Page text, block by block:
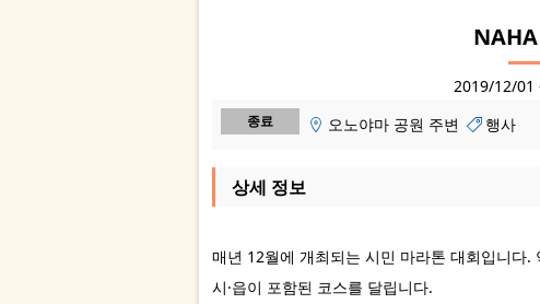
2019/12/01
종료 오노야마 공원 주변 행사
상세 정보
매년 12월에 개최되는 시민 마라톤 대회입니다
시·읍이 포함된 코스를 달립니다.